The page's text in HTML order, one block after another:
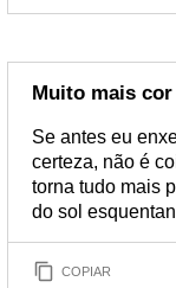
Muito mais cor
Se antes eu
certeza, não é
torna tudo mais
do sol
COPIAR